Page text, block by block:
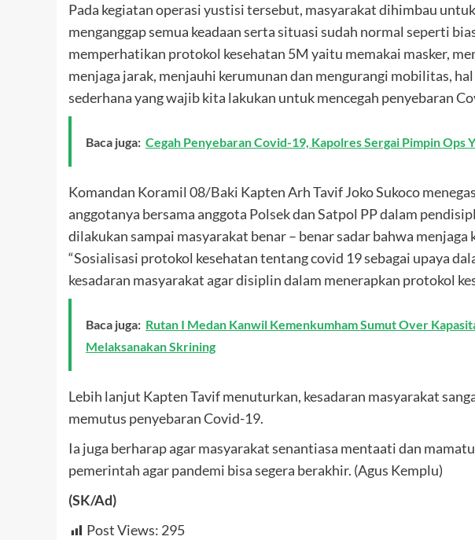
Pada kegiatan operasi yustisi tersebut, masyarakat dihimbau
menganggap semua keadaan serta situasi sudah normal seperti
memperhatikan protokol kesehatan 5M yaitu memakai masker,
menjaga jarak, menjauhi kerumunan dan mengurangi mobilitas,
sederhana yang wajib kita lakukan untuk mencegah penyebaran
Baca juga: Cegah Penyebaran Covid-19, Kapolres Sergai Pimpin Ops
Komandan Koramil 08/Baki Kapten Arh Tavif Joko Sukoco
anggotanya bersama anggota Polsek dan Satpol PP dalam
dilakukan sampai masyarakat benar – benar sadar bahwa
“Sosialisasi protokol kesehatan tentang covid 19 sebagai upaya
kesadaran masyarakat agar disiplin dalam menerapkan protokol
Baca juga: Rutan I Medan Kanwil Kemenkumham Sumut Over
Melaksanakan Skrining
Lebih lanjut Kapten Tavif menuturkan, kesadaran masyarakat
memutus penyebaran Covid-19.
Ia juga berharap agar masyarakat senantiasa mentaati dan
pemerintah agar pandemi bisa segera berakhir. (Agus Kemplu)
(SK/Ad)
Post Views: 295